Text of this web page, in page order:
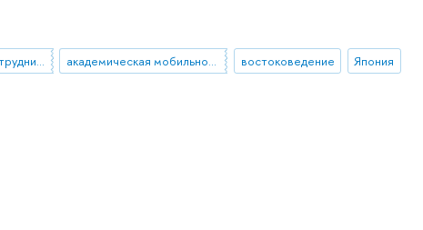
международное сотрудничество академическая мобильность востоковедение Япония